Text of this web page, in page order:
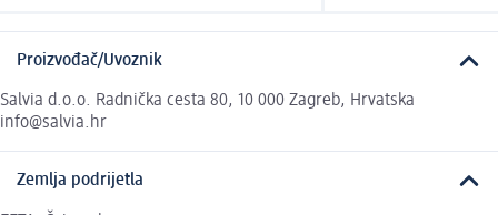
Proizvođač/Uvoznik
Salvia d.o.o. Radnička cesta 80, 10 000 Zagreb, Hrvatska
info@salvia.hr
Zemlja podrijetla